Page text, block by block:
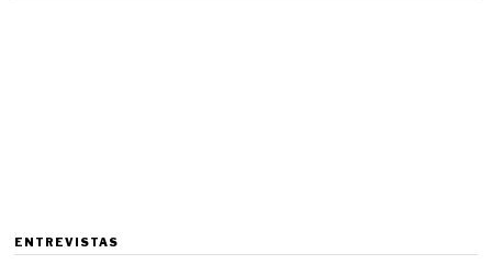
ENTREVISTAS